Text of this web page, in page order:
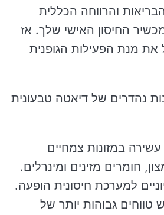
והרווחה הכללית
החיסון האישי שלך. אז
את מנת הפעילות הגופנית
נהדרים של דיאטה טבעונית
במזונות צמחיים
חומרים מזינים ומינרלים.
למערכת חיסונית הופעה.
טווחים גבוהות יותר של